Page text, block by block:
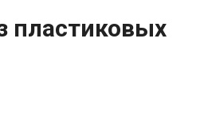
пластиковых